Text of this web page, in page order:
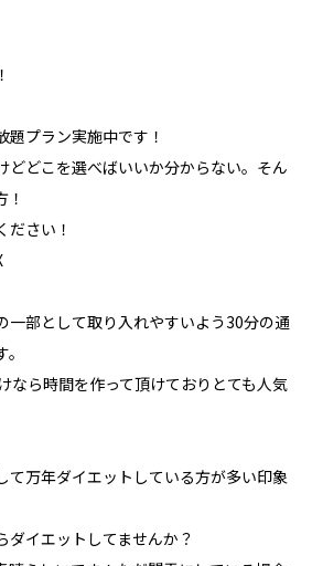
プラン実施中です！
どどこを選べばいいか分からない。そん
ださい！
一部として取り入れやすいよう30分の通
なら時間を作って頂けておりとても人気
て万年ダイエットしている方が多い印象
ダイエットしてませんか？